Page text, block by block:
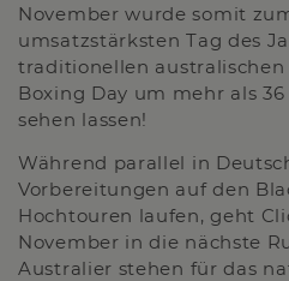
November wurde somit
umsatzstärksten Tag des
traditionellen
Boxing Day um mehr als
sehen lassen!
Während parallel in
Vorbereitungen auf den
Hochtouren laufen, geht
November in die nächste
Australier stehen für das